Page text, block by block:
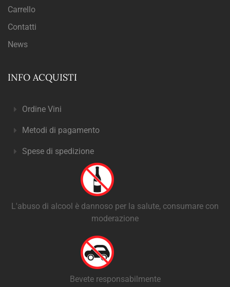
Carrello
Contatti
News
INFO ACQUISTI
Ordine Vini
Metodi di pagamento
Spese di spedizione
L'abuso di alcool è dannoso per la salute, consumare con
moderazione
Bevete responsabilmente